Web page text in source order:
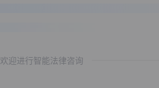
欢迎进行智能法律咨询